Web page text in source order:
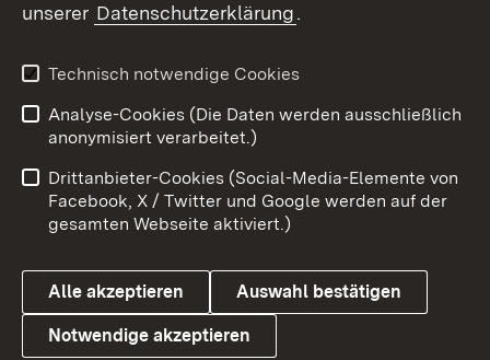
Youtube
Link zum Landesportal
Impressum
Kontakt
Barrierefreiheit
Datenschutz
Cookies
unserer Datenschutzerklärung.
Technisch notwendige Cookies
Analyse-Cookies (Die Daten werden ausschließlich
anonymisiert verarbeitet.)
Drittanbieter-Cookies (Social-Media-Elemente von
Facebook, X / Twitter und Google werden auf der
gesamten Webseite aktiviert.)
Alle akzeptieren Auswahl bestätigen
Notwendige akzeptieren